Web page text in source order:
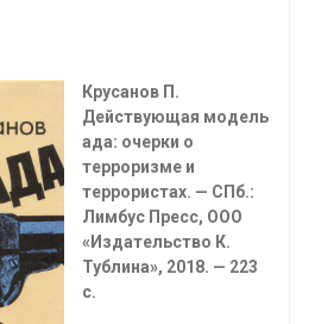
Крусанов П.
Действующая модель
ада: очерки о
терроризме и
террористах. — СПб.:
Лимбус Пресс, ООО
«Изда­тельство К.
Тублина», 2018. — 223
с.